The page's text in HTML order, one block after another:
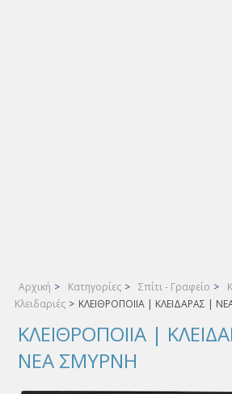
Αρχική > Κατηγορίες > Σπίτι - Γραφείο >
Κλειδαριές > ΚΛΕΙΘΡΟΠΟΙΙΑ | ΚΛΕΙΔΑΡΑΣ |
ΚΛΕΙΘΡΟΠΟΙΙΑ |
ΝΕΑ ΣΜΥΡΝΗ